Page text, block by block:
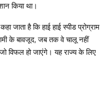
किया था।
जाता है कि हाई हाई स्पीड प्रोग्राम
के बावजूद, जब तक वे चालू नहीं
विफल हो जाएंगे। यह राज्य के लिए